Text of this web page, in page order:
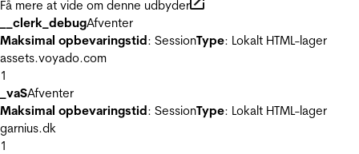
Få mere at vide om denne udbyder
__clerk_debugAfventer
Maksimal opbevaringstid: SessionType: Lokalt HTML-lager
assets.voyado.com
1
_vaSAfventer
Maksimal opbevaringstid: SessionType: Lokalt HTML-lager
garnius.dk
1